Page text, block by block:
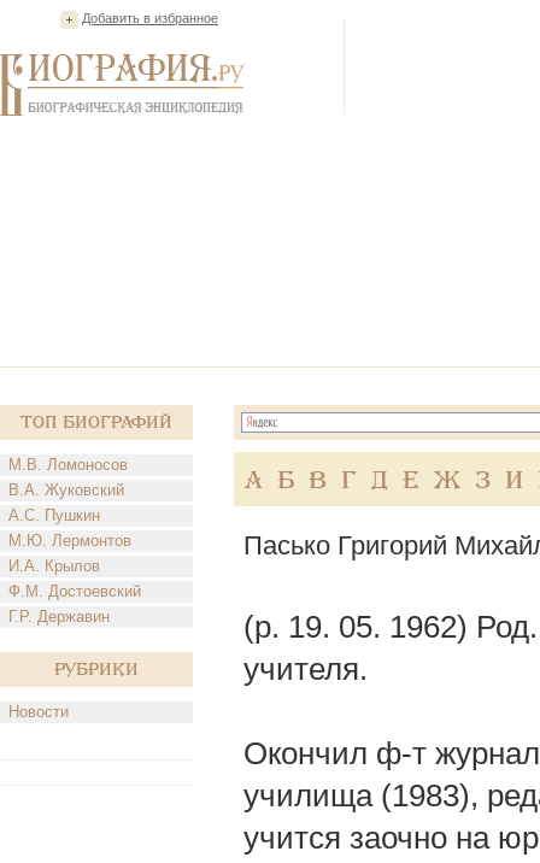
Добавить в избранное
Топ Биографий
М.В. Ломоносов
В.А. Жуковский
А.С. Пушкин
М.Ю. Лермонтов
И.А. Крылов
Ф.М. Достоевский
Г.Р. Державин
Рубрики
Новости
А Б В Г Д Е Ж З И
Пасько Григорий
(р. 19. 05. 1962)
учителя.
Окончил ф-т
училища (1983),
учится заочно на